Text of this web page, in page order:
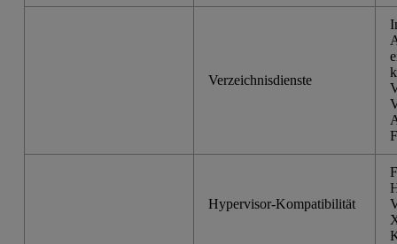
Verzeichnisdienste
Hypervisor-Kompatibilität